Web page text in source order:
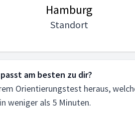
Hamburg
Standort
am besten zu dir?
Orientierungstest heraus,
weniger als 5 Minuten.